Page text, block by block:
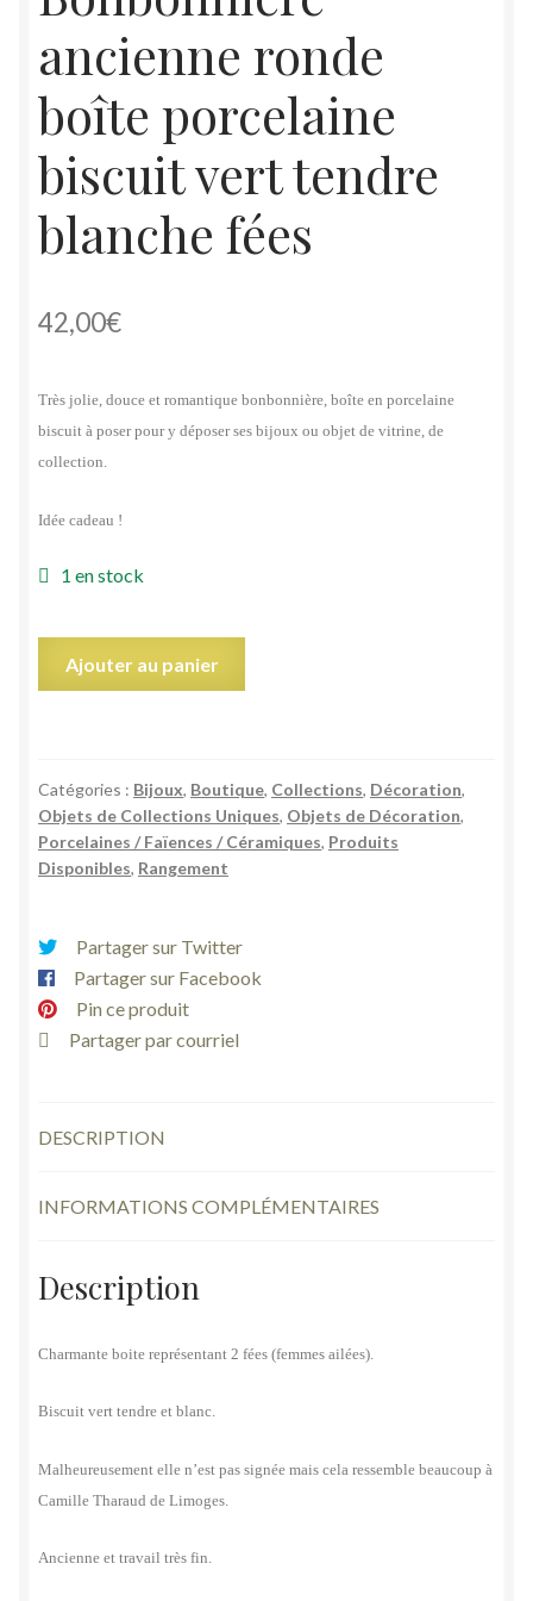
ancienne ronde
boîte porcelaine
biscuit vert tendre
blanche fées
42,00€
Très jolie, douce et romantique bonbonnière, boîte en porcelaine
biscuit à poser pour y déposer ses bijoux ou objet de vitrine, de
collection.
Idée cadeau !
1 en stock
boîte
porcelaine
biscuit
blanche
fées
Ajouter au panier
Catégories : Bijoux, Boutique, Collections, Décoration,
Objets de Collections Uniques, Objets de Décoration,
Porcelaines / Faïences / Céramiques, Produits
Disponibles, Rangement
Partager sur Twitter
Partager sur Facebook
Pin ce produit
Partager par courriel
DESCRIPTION
INFORMATIONS COMPLÉMENTAIRES
Description
Charmante boite représentant 2 fées (femmes ailées).
Biscuit vert tendre et blanc.
Malheureusement elle n’est pas signée mais cela ressemble beaucoup à
Camille Tharaud de Limoges.
Ancienne et travail très fin.